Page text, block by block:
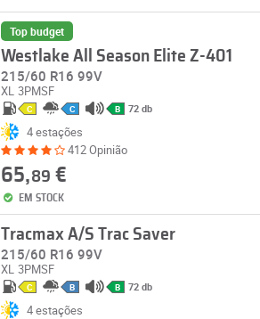
Top budget
Westlake All Season Elite Z-401
215/60 R16 99V
XL 3PMSF
C C B 72 db
4 estações
412 Opinião
65,89 €
EM STOCK
Tracmax A/S Trac Saver
215/60 R16 99V
XL 3PMSF
C B B 72 db
4 estações